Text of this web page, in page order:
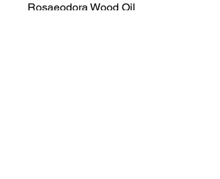
Rosaeodora Wood Oil